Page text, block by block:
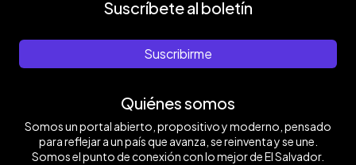
Suscríbete al boletín
Suscribirme
Quiénes somos
Somos un portal abierto, propositivo y moderno, pensado
para reflejar a un país que avanza, se reinventa y se une.
Somos el punto de conexión con lo mejor de El Salvador.